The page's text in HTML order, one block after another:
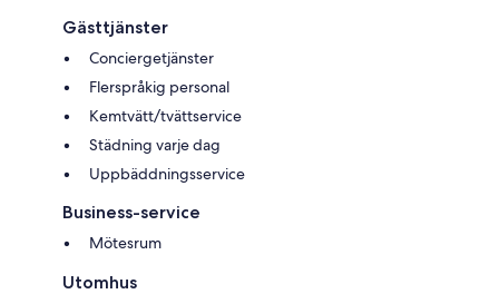
Gästtjänster
Conciergetjänster
Flerspråkig personal
Kemtvätt/tvättservice
Städning varje dag
Uppbäddningsservice
Business-service
Mötesrum
Utomhus